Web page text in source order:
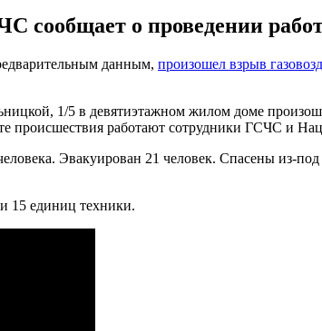
сообщает о проведении
данным, произошел взрыв
1/5 в девятиэтажном жилом доме
происшествия работают сотрудники ГСЧС и
Эвакуирован 21 человек. Спасены из-
15 единиц техники.